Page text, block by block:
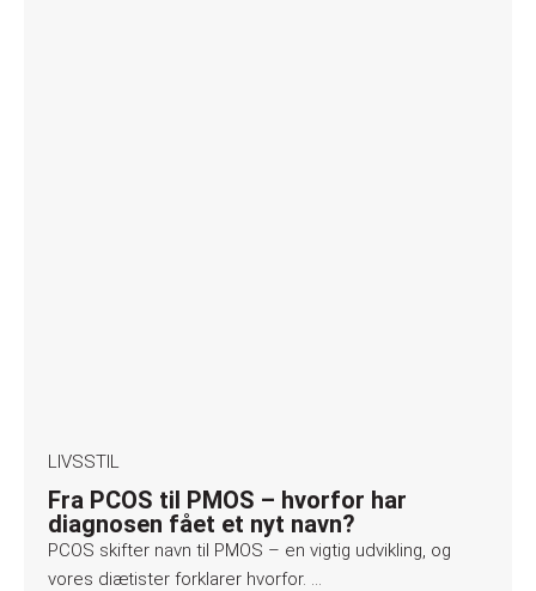
LIVSSTIL
Fra PCOS til PMOS – hvorfor har
diagnosen fået et nyt navn?
PCOS skifter navn til PMOS – en vigtig udvikling, og
vores diætister forklarer hvorfor. …